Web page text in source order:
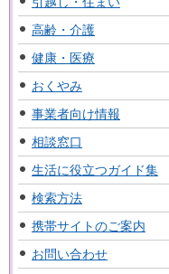
高齢・介護
健康・医療
おくやみ
事業者向け情報
相談窓口
生活に役立つガイド集
検索方法
携帯サイトのご案内
お問い合わせ